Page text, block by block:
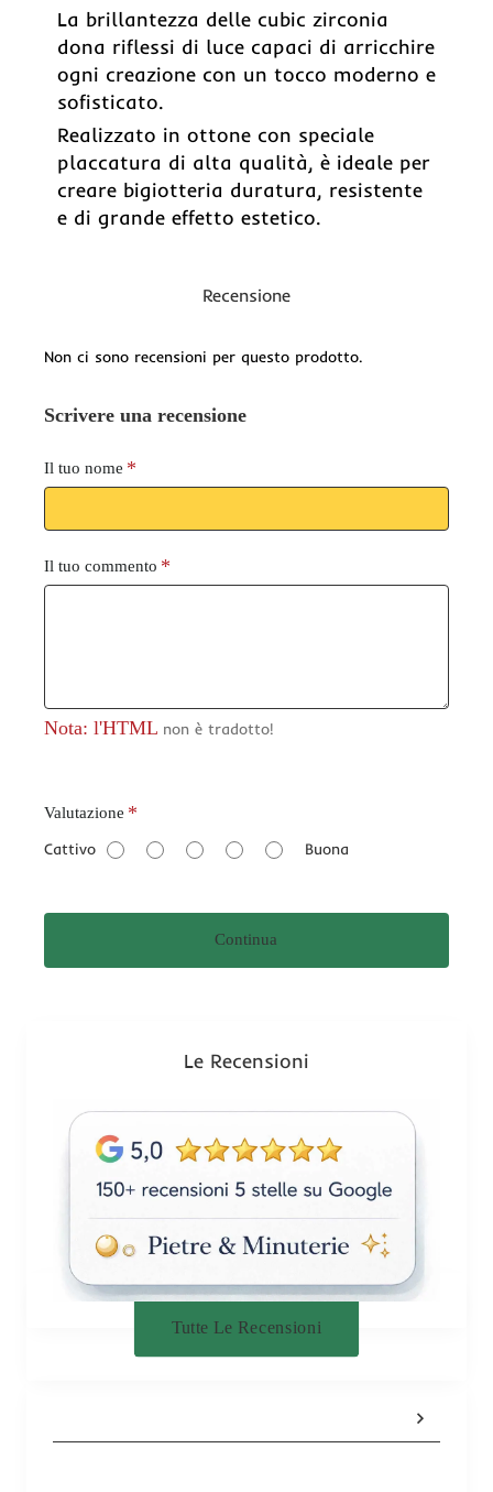
La brillantezza delle cubic zirconia
dona riflessi di luce capaci di arricchire
ogni creazione con un tocco moderno e
sofisticato.
Realizzato in ottone con speciale
placcatura di alta qualità, è ideale per
creare bigiotteria duratura, resistente
e di grande effetto estetico.
Recensione
Non ci sono recensioni per questo prodotto.
Scrivere una recensione
Il tuo nome
Il tuo commento
Nota: l'HTML non è tradotto!
V
l
t
z
Valutazione
Cattivo Buona
Continua
Le Recensioni
Tutte Le Recensioni